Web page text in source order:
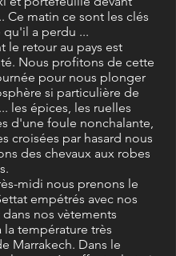
Ce matin ce sont les clés
qu'il a perdu ...
le retour au pays est
Nous profitons de cette
pour nous plonger
si particulière de
les épices, les ruelles
d'une foule nonchalante,
croisées par hasard nous
des chevaux aux robes
midi nous prenons le
empétrés avec nos
nos vètements
la température très
Marrakech. Dans le